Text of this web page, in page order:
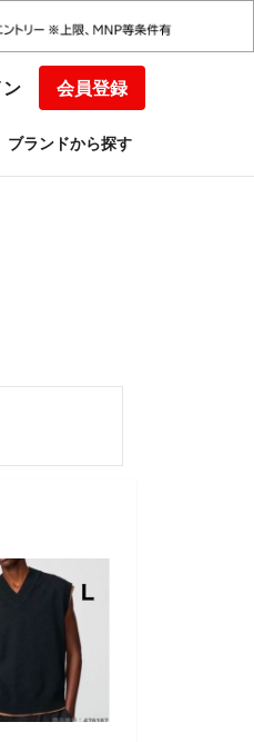
会員登録
ブランドから探す